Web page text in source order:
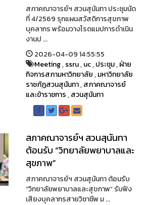
สภาคณาจารย์ฯ สวนสุนันทา ประชุมนัด
ที่ 4/2569 รุกแผนสวัสดิการสุขภาพ
บุคลากร พร้อมวางโรดแมปการดำเนิน
งานป ...
2026-04-09 14:55:55
Meeting,ssru,uc,ประชุม,ฝ่าย
กิจการสภามหาวิทยาลัย,มหาวิทยาลัย
ราชภัฏสวนสุนันทา,สภาคณาจารย์
และข้าราชการ,สวนสุนันทา
สภาคณาจารย์ฯ สวนสุนันทา
ต้อนรับ “วิทยาลัยพยาบาลและ
สุขภาพ”
สภาคณาจารย์ฯ สวนสุนันทา ต้อนรับ
“วิทยาลัยพยาบาลและสุขภาพ” รับฟัง
เสียงบุคลากรสายวิชาชีพ ม ...